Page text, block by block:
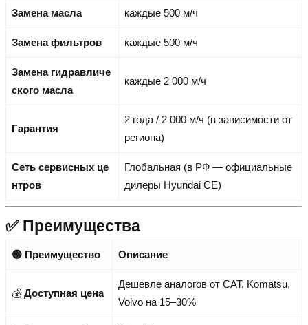
Замена масла каждые 500 м/ч
Замена фильтров каждые 500 м/ч
Замена гидравличе
ского масла
каждые 2 000 м/ч
Гарантия
2 года / 2 000 м/ч (в зависимости от
региона)
Сеть сервисных це
нтров
Глобальная (в РФ — официальные
дилеры Hyundai CE)
✅ Преимущества
🟢 Преимущество Описание
💰 Доступная цена
Дешевле аналогов от CAT, Komatsu,
Volvo на 15–30%